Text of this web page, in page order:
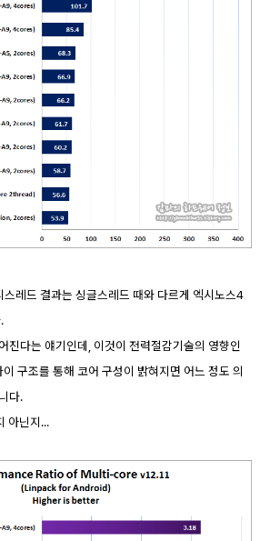
레드 결과는 싱글스레드 때와 다르게 엑시노스4
진다는 얘기인데, 이것이 전력절감기술의 영향인
구조를 통해 코어 구성이 밝혀지면 어느 정도 의
다.
아닌지...